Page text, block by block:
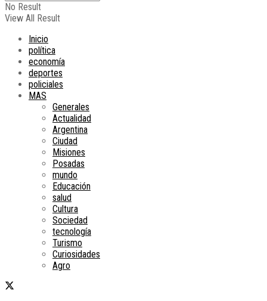
No Result
View All Result
Inicio
política
economía
deportes
policiales
MAS
Generales
Actualidad
Argentina
Ciudad
Misiones
Posadas
mundo
Educación
salud
Cultura
Sociedad
tecnología
Turismo
Curiosidades
Agro